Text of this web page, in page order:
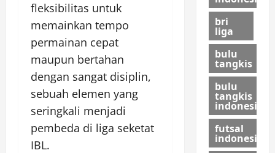
fleksibilitas untuk
memainkan tempo
permainan cepat
maupun bertahan
dengan sangat disiplin,
sebuah elemen yang
seringkali menjadi
pembeda di liga seketat
IBL.
bri
liga
bulu
tangkis
bulu
tangkis
indonesia
futsal
indonesia